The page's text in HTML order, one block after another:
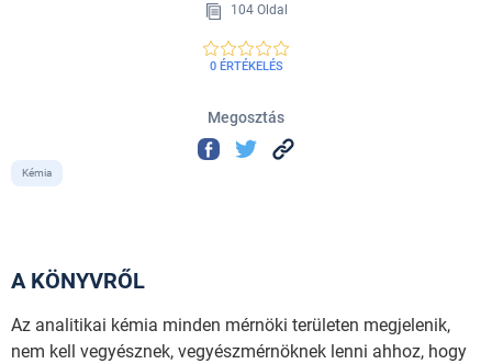
104 Oldal
0 ÉRTÉKELÉS
Megosztás
Kémia
A KÖNYVRŐL
Az analitikai kémia minden mérnöki területen megjelenik,
nem kell vegyésznek, vegyészmérnöknek lenni ahhoz, hogy